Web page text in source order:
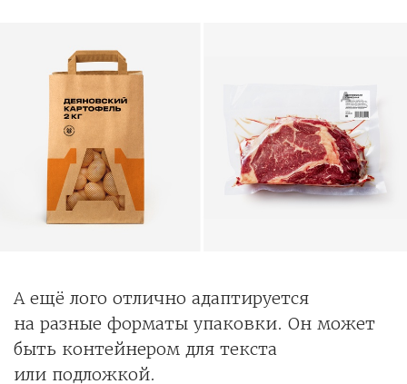
А ещё лого отлично адаптируется
на разные форматы упаковки. Он может
быть контейнером для текста
или подложкой.